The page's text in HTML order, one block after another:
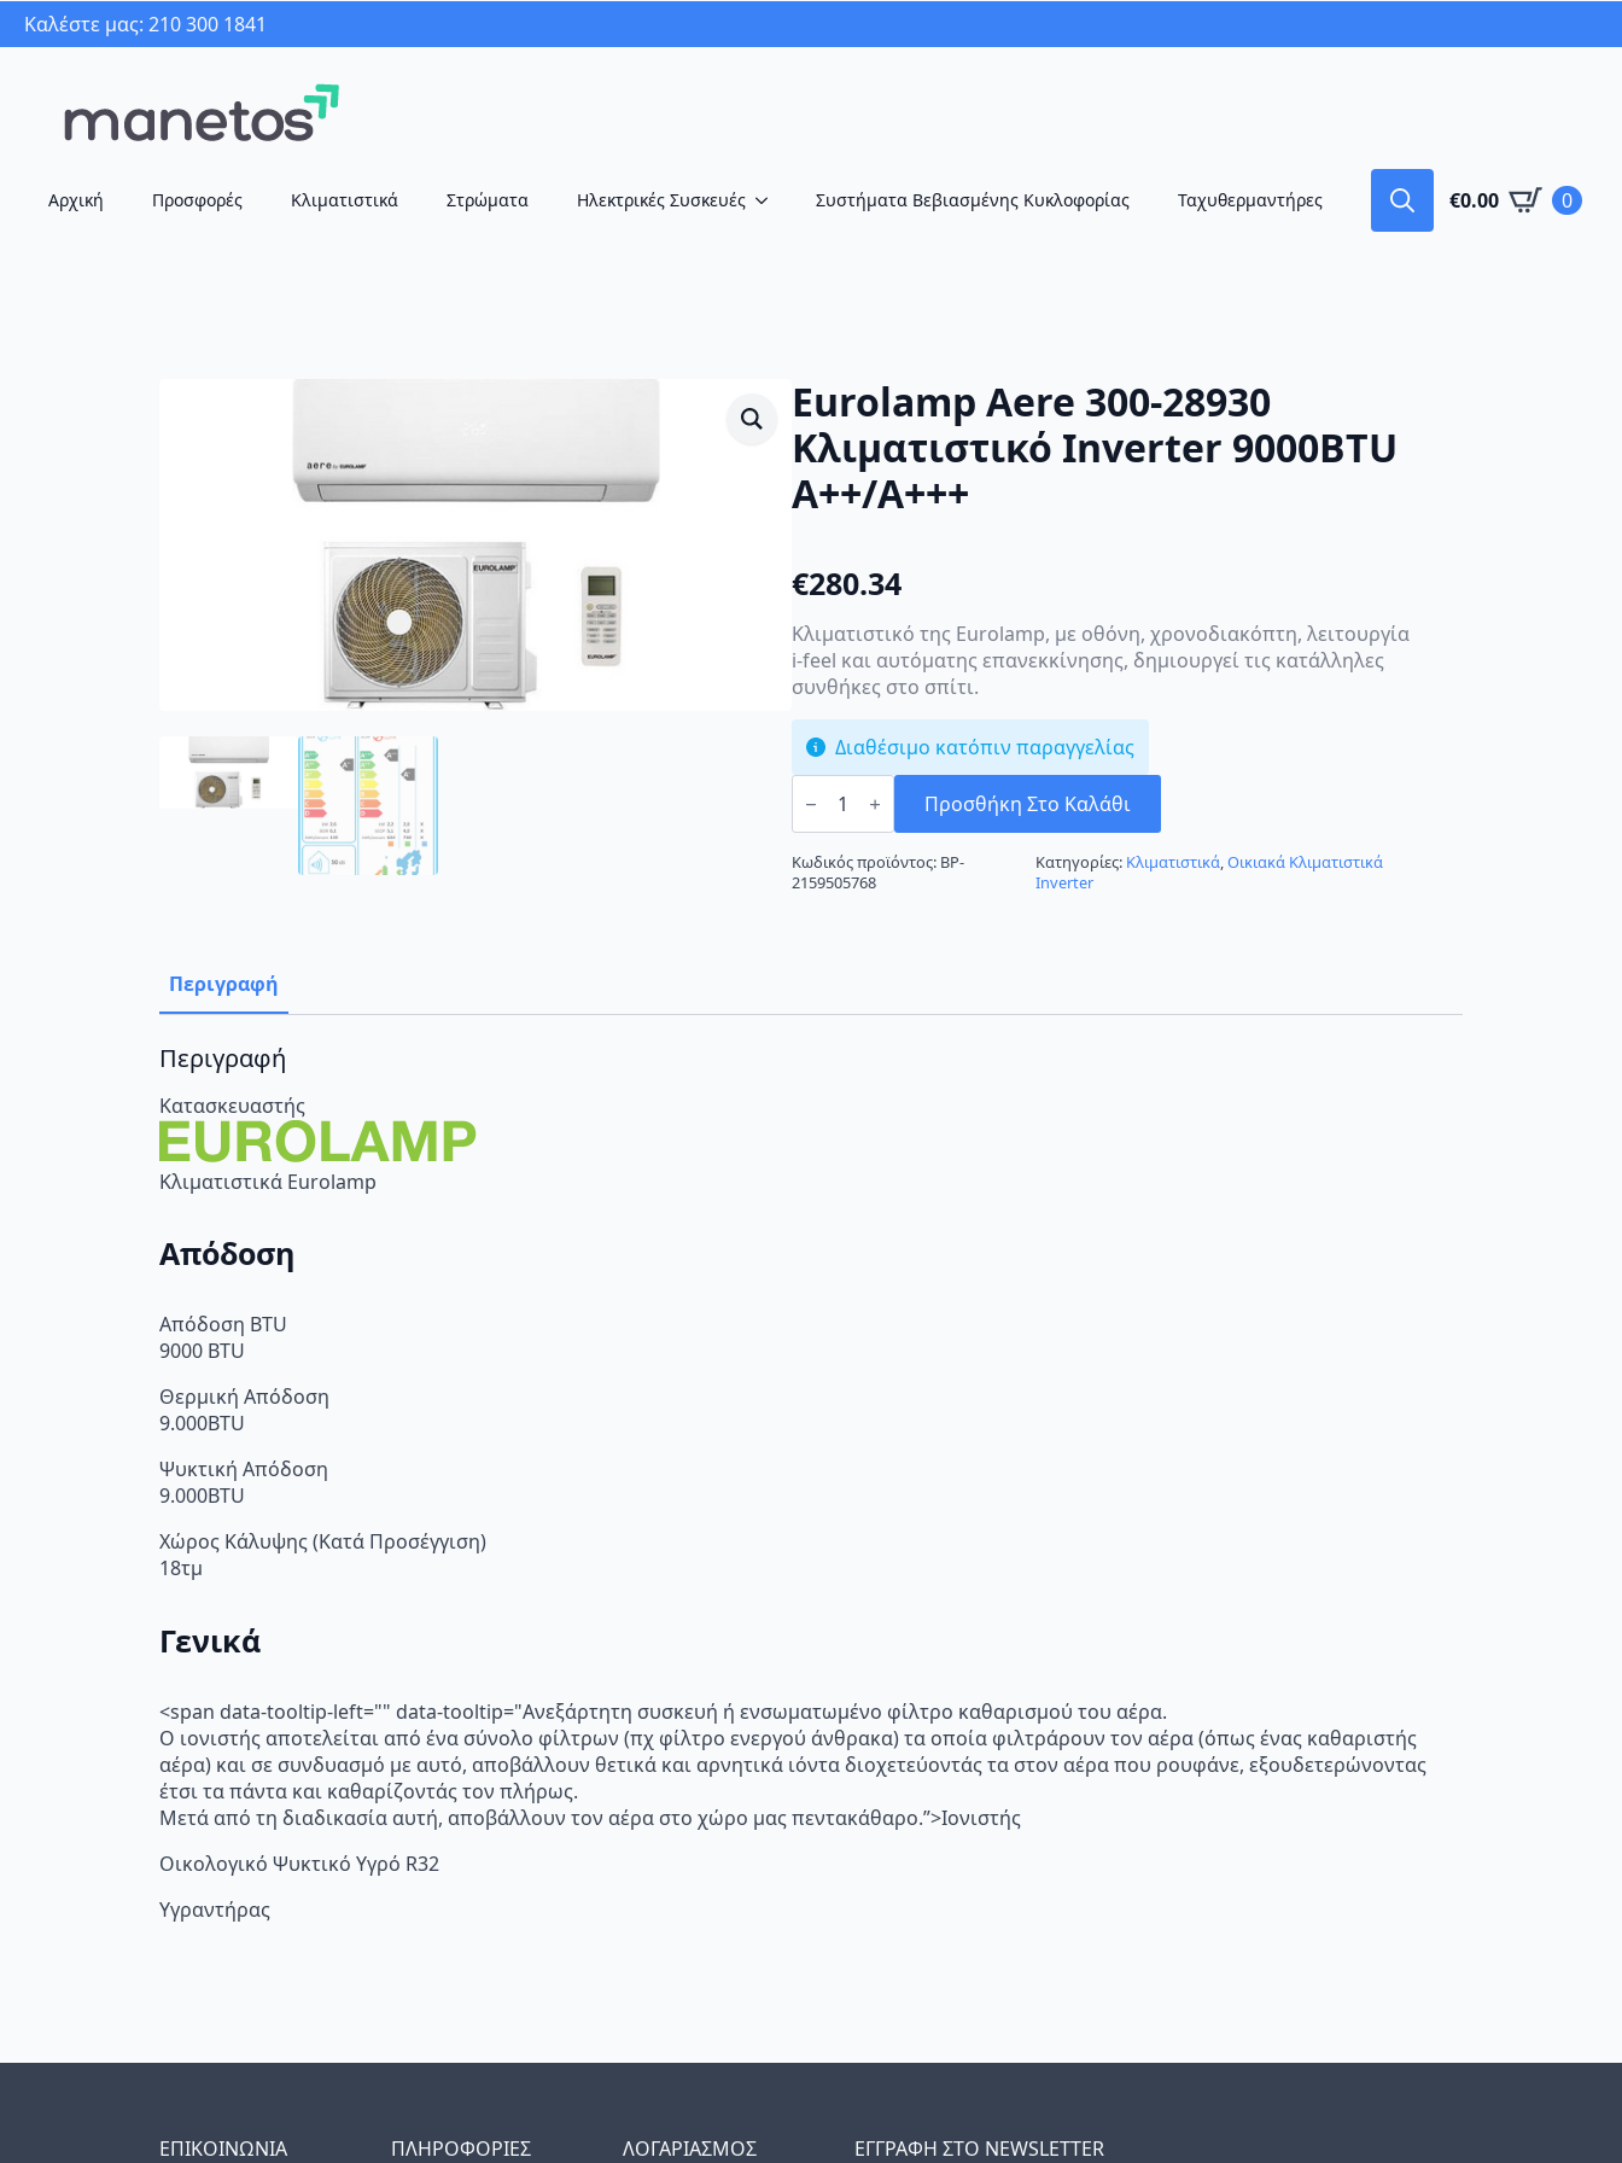
Καλέστε μας: 210 300 1841
Αρχική Προσφορές Κλιματιστικά Στρώματα Ηλεκτρικές Συσκευές Συστήματα Βεβιασμένης Κυκλοφορίας Ταχυθερμαντήρες €0.00 0
Eurolamp Aere 300-28930
Κλιματιστικό Inverter 9000BTU
A++/A+++
€280.34
Κλιματιστικό της Eurolamp, με οθόνη, χρονοδιακόπτη, λειτουργία
i-feel και αυτόματης επανεκκίνησης, δημιουργεί τις κατάλληλες
συνθήκες στο σπίτι.
Διαθέσιμο κατόπιν παραγγελίας
Eurolamp
Aere
28930
Κλιματιστικό
Inverter
Προσθήκη Στο Καλάθι
Κωδικός προϊόντος: BP-
2159505768
Κατηγορίες: Κλιματιστικά,Οικιακά Κλιματιστικά
Inverter
Περιγραφή
Περιγραφή
Κατασκευαστής
Κλιματιστικά Eurolamp
Απόδοση
Απόδοση BTU
9000 BTU
Θερμική Απόδοση
9.000BTU
Ψυκτική Απόδοση
9.000BTU
Χώρος Κάλυψης (Κατά Προσέγγιση)
18τμ
Γενικά
<span data-tooltip-left="" data-tooltip="Ανεξάρτητη συσκευή ή ενσωματωμένο φίλτρο καθαρισμού του αέρα.
Ο ιονιστής αποτελείται από ένα σύνολο φίλτρων (πχ φίλτρο ενεργού άνθρακα) τα οποία φιλτράρουν τον αέρα (όπως ένας καθαριστής
αέρα) και σε συνδυασμό με αυτό, αποβάλλουν θετικά και αρνητικά ιόντα διοχετεύοντάς τα στον αέρα που ρουφάνε, εξουδετερώνοντας
έτσι τα πάντα και καθαρίζοντάς τον πλήρως.
Μετά από τη διαδικασία αυτή, αποβάλλουν τον αέρα στο χώρο μας πεντακάθαρο.”>Ιονιστής
Οικολογικό Ψυκτικό Υγρό R32
Υγραντήρας
ΕΠΙΚΟΙΝΩΝΙΑ ΠΛΗΡΟΦΟΡΙΕΣ ΛΟΓΑΡΙΑΣΜΟΣ ΕΓΓΡΑΦΗ ΣΤΟ NEWSLETTER